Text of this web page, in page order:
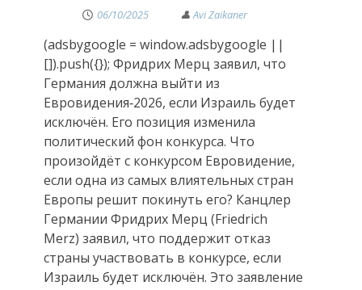
06/10/2025
(adsbygoogle = window.adsbygoogle ||
[]).push({}); Фридрих Мерц заявил, что
Германия должна выйти из
Евровидения‑2026, если Израиль будет
исключён. Его позиция изменила
политический фон конкурса. Что
произойдёт с конкурсом Евровидение,
если одна из самых влиятельных стран
Европы решит покинуть его? Канцлер
Германии Фридрих Мерц (Friedrich
Merz) заявил, что поддержит отказ
страны участвовать в конкурсе, если
Израиль будет исключён. Это заявление